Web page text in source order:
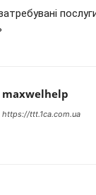
maxwelhelp
https://ttt.1ca.com.ua